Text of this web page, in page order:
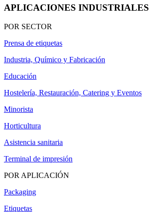
APLICACIONES INDUSTRIALES
POR SECTOR
Prensa de etiquetas
Industria, Químico y Fabricación
Educación
Hostelería, Restauración, Catering y Eventos
Minorista
Horticultura
Asistencia sanitaria
Terminal de impresión
POR APLICACIÓN
Packaging
Etiquetas